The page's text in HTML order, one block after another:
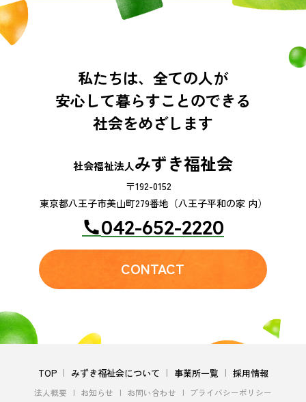
私たちは、全ての人が
安心して暮らすことのできる
社会をめざします
社会福祉法人みずき福祉会
〒192-0152
東京都八王子市美山町279番地（八王子平和の家 内）
042-652-2220
CONTACT
TOP みずき福祉会について 事業所一覧 採用情報
法人概要 お知らせ お問い合わせ プライバシーポリシー